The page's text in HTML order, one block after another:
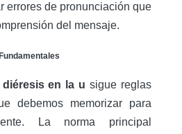
errores de pronunciación que
del mensaje.
diéresis en la u sigue reglas
debemos memorizar para
La norma principal